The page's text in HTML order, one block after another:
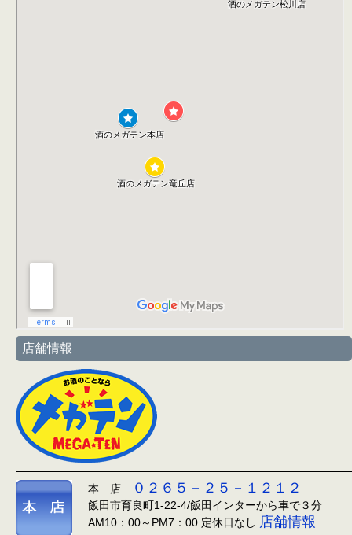
店舗情報
本 店 ０２６５－２５－１２１２
飯田市育良町1-22-4/飯田インターから車で３分
AM10：00～PM7：00 定休日なし 店舗情報